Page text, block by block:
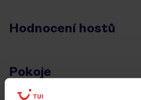
Hodnocení hostů
Pokoje